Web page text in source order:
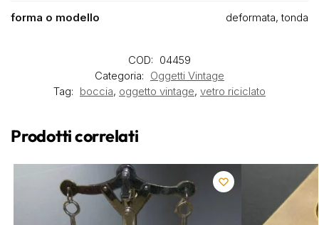
forma o modello deformata, tonda
COD: 04459
Categoria: Oggetti Vintage
Tag: boccia, oggetto vintage, vetro riciclato
Prodotti correlati